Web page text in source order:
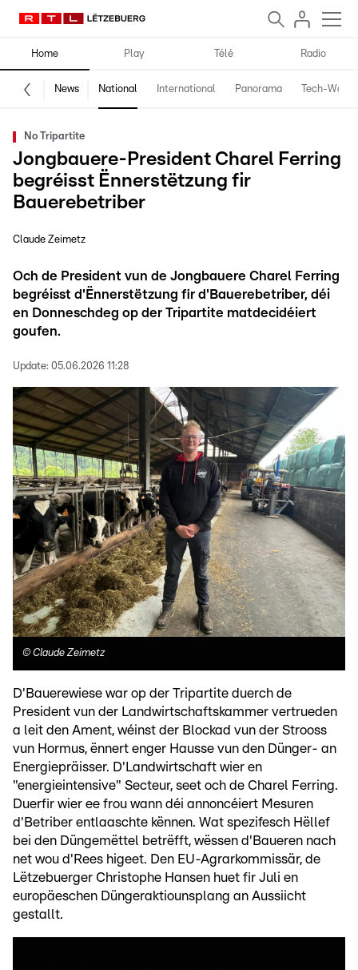
Home Play Télé Radio
News National International Panorama Tech-World
No Tripartite
Jongbauere-President Charel Ferring
begréisst Ënnerstëtzung fir
Bauerebetriber
Claude Zeimetz
Och de President vun de Jongbauere Charel Ferring
begréisst d'Ënnerstëtzung fir d'Bauerebetriber, déi
en Donneschdeg op der Tripartite matdecidéiert
goufen.
Update: 05.06.2026 11:28
© Claude Zeimetz
D'Bauerewiese war op der Tripartite duerch de
President vun der Landwirtschaftskammer vertrueden
a leit den Ament, wéinst der Blockad vun der Strooss
vun Hormus, ënnert enger Hausse vun den Dünger- an
Energiepräisser. D'Landwirtschaft wier en
"energieintensive" Secteur, seet och de Charel Ferring.
Duerfir wier ee frou wann déi annoncéiert Mesuren
d'Betriber entlaaschte kënnen. Wat spezifesch Hëllef
bei den Düngemëttel betrëfft, wëssen d'Baueren nach
net wou d'Rees higeet. Den EU-Agrarkommissär, de
Lëtzebuerger Christophe Hansen huet fir Juli en
europäeschen Düngeraktiounsplang an Aussiicht
gestallt.